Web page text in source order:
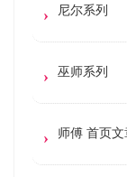
尼尔系列
巫师系列
师傅 首页